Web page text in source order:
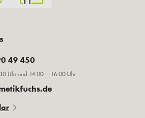
49 450
Uhr und 14:00 – 16:00 Uhr